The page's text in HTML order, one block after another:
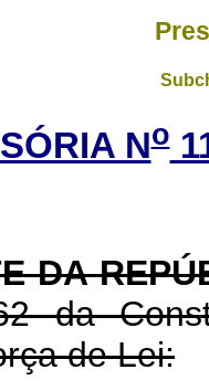
No
DA
da
de Lei: